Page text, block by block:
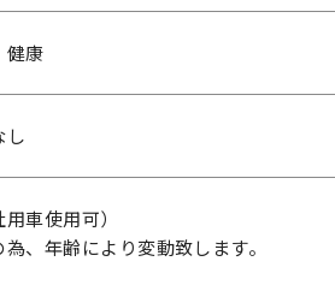
健康
し
車使用可）
、年齢により変動致します。